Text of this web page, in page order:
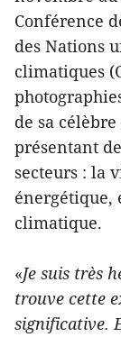
Conférence
des Nations
climatiques
de sa
présentant
secteurs : la
énergétique,
climatique.
«Je suis très
trouve cette
significative.